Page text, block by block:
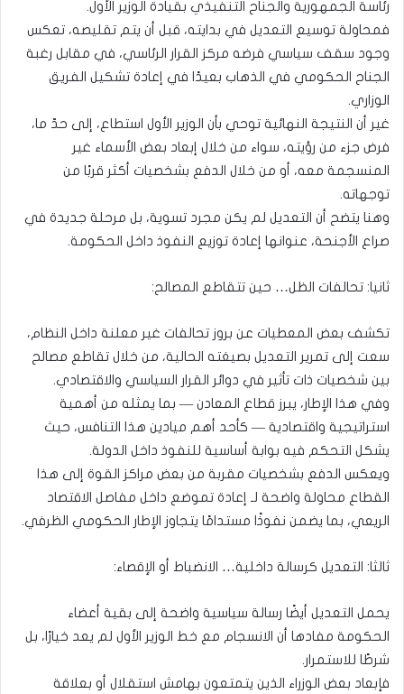
رئاسة الجمهورية والجناح التنفيذي بقيادة الوزير الأول.
فمحاولة توسيع التعديل في بدايته، قبل أن يتم تقليصه، تعكس
وجود سقف سياسي فرضه مركز القرار الرئاسي، في مقابل رغبة
الجناح الحكومي في الذهاب بعيدًا في إعادة تشكيل الفريق
الوزاري.
غير أن النتيجة النهائية توحي بأن الوزير الأول استطاع، إلى حدّ ما،
فرض جزء من رؤيته، سواء من خلال إبعاد بعض الأسماء غير
المنسجمة معه، أو من خلال الدفع بشخصيات أكثر قربًا من
توجهاته.
وهنا يتضح أن التعديل لم يكن مجرد تسوية، بل مرحلة جديدة في
صراع الأجنحة، عنوانها إعادة توزيع النفوذ داخل الحكومة.
ثانيا: تحالفات الظل… حين تتقاطع المصالح:
تكشف بعض المعطيات عن بروز تحالفات غير معلنة داخل النظام،
سعت إلى تمرير التعديل بصيغته الحالية، من خلال تقاطع مصالح
بين شخصيات ذات تأثير في دوائر القرار السياسي والاقتصادي.
وفي هذا الإطار، يبرز قطاع المعادن — بما يمثله من أهمية
استراتيجية واقتصادية — كأحد أهم ميادين هذا التنافس، حيث
يشكل التحكم فيه بوابة أساسية للنفوذ داخل الدولة.
ويعكس الدفع بشخصيات مقربة من بعض مراكز القوة إلى هذا
القطاع محاولة واضحة لـ إعادة تموضع داخل مفاصل الاقتصاد
الريعي، بما يضمن نفوذًا مستدامًا يتجاوز الإطار الحكومي الظرفي.
ثالثا: التعديل كرسالة داخلية… الانضباط أو الإقصاء:
يحمل التعديل أيضًا رسالة سياسية واضحة إلى بقية أعضاء
الحكومة مفادها أن الانسجام مع خط الوزير الأول لم يعد خيارًا، بل
شرطًا للاستمرار.
فإبعاد بعض الوزراء الذين يتمتعون بهامش استقلال أو بعلاقة